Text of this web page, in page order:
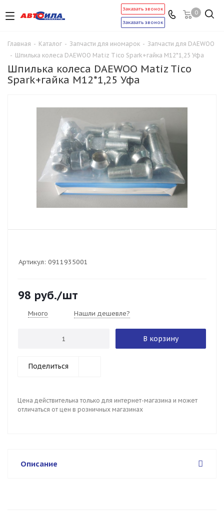
0
Заказать звонок
Заказать звонок
Главная - Каталог - Запчасти для иномарок - Запчасти для DAEWOO
- Шпилька колеса DAEWOO Matiz Tico Spark+гайка М12*1,25 Уфа
Шпилька колеса DAEWOO Matiz Tico
Spark+гайка М12*1,25 Уфа
Артикул: 0911935001
98 руб./шт
Много Нашли дешевле?
В корзину
Поделиться
Цена действительна только для интернет-магазина и может
отличаться от цен в розничных магазинах
Описание